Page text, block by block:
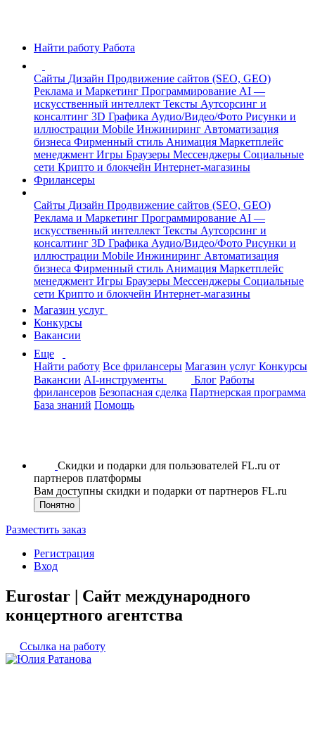
Найти работу Работа
Сайты Дизайн Продвижение сайтов (SEO, GEO)
Реклама и Маркетинг Программирование AI —
искусственный интеллект Тексты Аутсорсинг и
консалтинг 3D Графика Аудио/Видео/Фото Рисунки и
иллюстрации Mobile Инжиниринг Автоматизация
бизнеса Фирменный стиль Анимация Маркетплейс
менеджмент Игры Браузеры Мессенджеры Социальные
сети Крипто и блокчейн Интернет-магазины
Фрилансеры
Сайты Дизайн Продвижение сайтов (SEO, GEO)
Реклама и Маркетинг Программирование AI —
искусственный интеллект Тексты Аутсорсинг и
консалтинг 3D Графика Аудио/Видео/Фото Рисунки и
иллюстрации Mobile Инжиниринг Автоматизация
бизнеса Фирменный стиль Анимация Маркетплейс
менеджмент Игры Браузеры Мессенджеры Социальные
сети Крипто и блокчейн Интернет-магазины
Магазин услуг
Конкурсы
Вакансии
Еще
Найти работу Все фрилансеры Магазин услуг Конкурсы
Вакансии AI-инструменты Блог Работы
фрилансеров Безопасная сделка Партнерская программа
База знаний Помощь
Скидки и подарки для пользователей FL.ru от
партнеров платформы
Вам доступны скидки и подарки от партнеров FL.ru
Понятно
Разместить заказ
Регистрация
Вход
Eurostar | Сайт международного
концертного агентства
Ссылка на работу